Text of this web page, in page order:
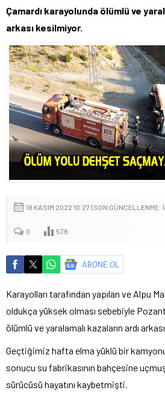
Çamardı karayolunda ölümlü ve
arkası kesilmiyor.
18 KASIM 2022 10:27 | SON GÜNCELLENME:
0 578
ABONE OL
Karayolları tarafından yapılan ve Alpu
oldukça yüksek olması sebebiyle
ölümlü ve yaralamalı kazaların ardı
Geçtiğimiz hafta elma yüklü bir
sonucu su fabrikasının bahçesine
sürücüsü hayatını kaybetmişti.